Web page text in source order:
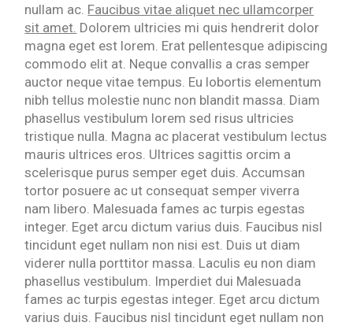
nullam ac. Faucibus vitae aliquet nec ullamcorper
sit amet. Dolorem ultricies mi quis hendrerit dolor
magna eget est lorem. Erat pellentesque adipiscing
commodo elit at. Neque convallis a cras semper
auctor neque vitae tempus. Eu lobortis elementum
nibh tellus molestie nunc non blandit massa. Diam
phasellus vestibulum lorem sed risus ultricies
tristique nulla. Magna ac placerat vestibulum lectus
mauris ultrices eros. Ultrices sagittis orcim a
scelerisque purus semper eget duis. Accumsan
tortor posuere ac ut consequat semper viverra
nam libero. Malesuada fames ac turpis egestas
integer. Eget arcu dictum varius duis. Faucibus nisl
tincidunt eget nullam non nisi est. Duis ut diam
viderer nulla porttitor massa. Laculis eu non diam
phasellus vestibulum. Imperdiet dui Malesuada
fames ac turpis egestas integer. Eget arcu dictum
varius duis. Faucibus nisl tincidunt eget nullam non